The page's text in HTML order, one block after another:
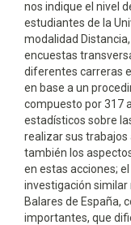
nos indique el nivel
estudiantes de la
modalidad
encuestas
diferentes carreras
en base a un
compuesto por 317
estadísticos sobre
realizar sus trabajos
también los
en estas acciones;
investigación similar
Balares de España,
importantes, que